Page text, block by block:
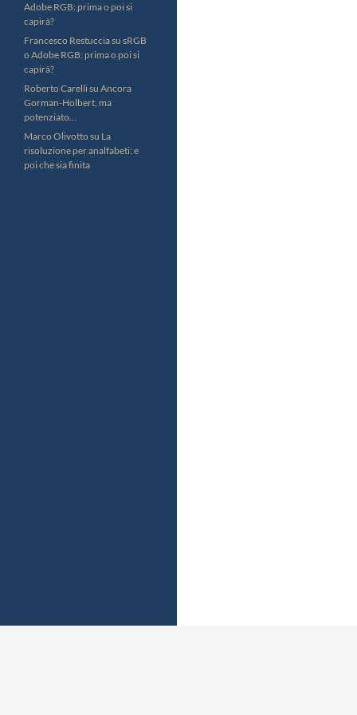
Adobe RGB: prima o poi si
capirà?
Francesco Restucciasu sRGB
o Adobe RGB: prima o poi si
capirà?
Roberto Carellisu Ancora
Gorman-Holbert, ma
potenziato…
Marco Olivottosu La
risoluzione per analfabeti: e
poi che sia finita